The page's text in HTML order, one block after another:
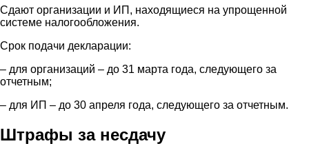
Сдают организации и ИП, находящиеся на упрощенной
системе налогообложения.
Срок подачи декларации:
– для организаций – до 31 марта года, следующего за
отчетным;
– для ИП – до 30 апреля года, следующего за отчетным.
Штрафы за несдачу